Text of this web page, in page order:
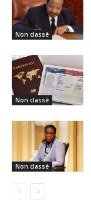
Non classé
Non classé
Non classé